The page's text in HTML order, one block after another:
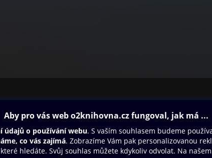
Oneplay Originály
Sport